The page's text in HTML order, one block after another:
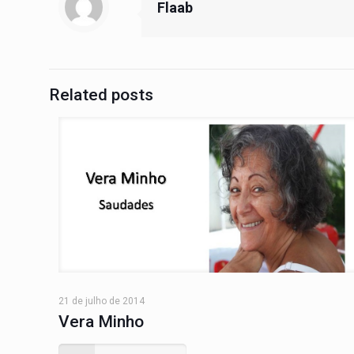
Flaab
Related posts
21 de julho de 2014
Vera Minho